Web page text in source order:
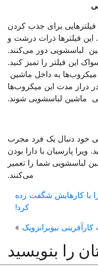
برای جذب کردن
فیلتر‌ها ذرات درشت و
دور می‌کنند‌.
فیلتر را تمیز کنید.
به داخل ماشین
مدت این میکروب‌ها
لباسشویی شوند.
دنبال یک فرد مجرب
پارسیان با دارا بودن
شما را تعمیر
می‌کنند.
کارهایش شگفت زده
نیوبرانزویک »
را بنویسید